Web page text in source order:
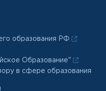
образования РФ
Образование"
в сфере образования